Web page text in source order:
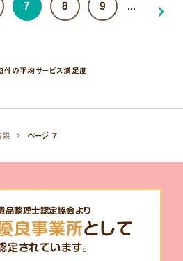
7 8 9 ...
の平均サービス満足度
果 ページ 7
品整理士認定協会より
良事業所として
定されています。